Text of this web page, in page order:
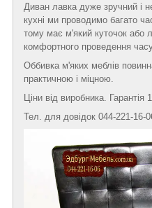
Диван лавка дуже зручний і
кухні ми проводимо багато
тому має м'який куточок або
комфортного проведення
Оббивка м'яких меблів
практичною і міцною.
Ціни від виробника. Гарантія
Тел. для довідок 044-221-16-